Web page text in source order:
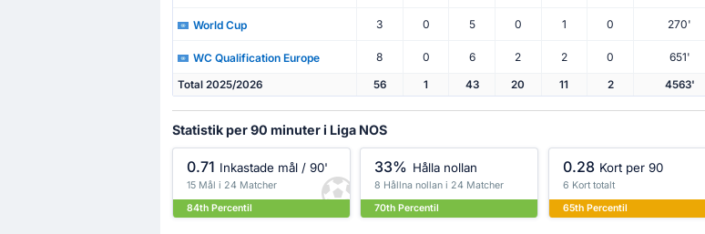
World Cup 3 0 5 0 1 0 270'
WC Qualification Europe 8 0 6 2 2 0 651'
Total 2025/2026 56 1 43 20 11 2 4563'
Statistik per 90 minuter i Liga NOS
0.71 Inkastade mål / 90'
15 Mål i 24 Matcher
84th Percentil
33% Hålla nollan
8 Hållna nollan i 24 Matcher
70th Percentil
0.28 Kort per 90
6 Kort totalt
65th Percentil